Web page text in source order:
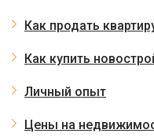
Как продать
Как купить
Личный опыт
Цены на